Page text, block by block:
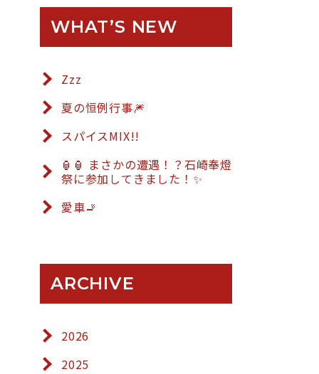
WHAT’S NEW
Zzz
夏の恒例行事🎆
スパイスMIX!!
🏮🏮 まさかの遭遇！？石崎奉燈
祭に参加してきました！✨
愛車🚬
ARCHIVE
2026
2025